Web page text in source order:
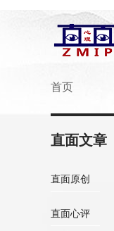
首页
直面文章
直面原创
直面心评